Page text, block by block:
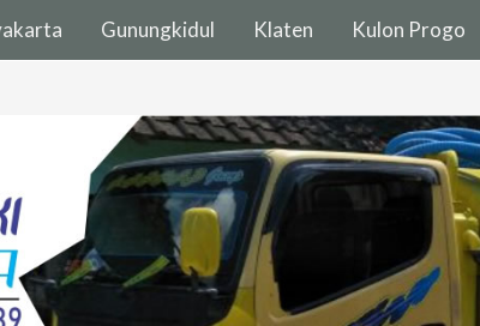
Gunungkidul Klaten Kulon Progo